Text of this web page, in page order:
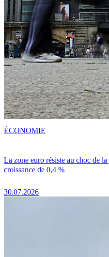
La zone euro résiste au choc de
croissance de 0,4 %
30.07.2026
ÉCONOMIE